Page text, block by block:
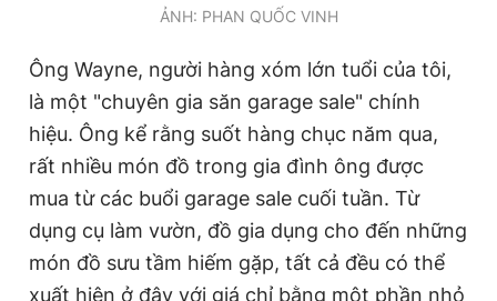
ẢNH: PHAN QUỐC VINH
Ông Wayne, người hàng xóm lớn tuổi của tôi,
là một "chuyên gia săn garage sale" chính
hiệu. Ông kể rằng suốt hàng chục năm qua,
rất nhiều món đồ trong gia đình ông được
mua từ các buổi garage sale cuối tuần. Từ
dụng cụ làm vườn, đồ gia dụng cho đến những
món đồ sưu tầm hiếm gặp, tất cả đều có thể
xuất hiện ở đây với giá chỉ bằng một phần nhỏ